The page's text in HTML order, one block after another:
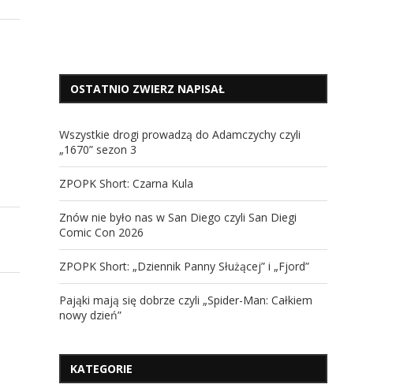
OSTATNIO ZWIERZ NAPISAŁ
Wszystkie drogi prowadzą do Adamczychy czyli
„1670” sezon 3
ZPOPK Short: Czarna Kula
Znów nie było nas w San Diego czyli San Diegi
Comic Con 2026
ZPOPK Short: „Dziennik Panny Służącej” i „Fjord”
Pająki mają się dobrze czyli „Spider-Man: Całkiem
nowy dzień”
KATEGORIE